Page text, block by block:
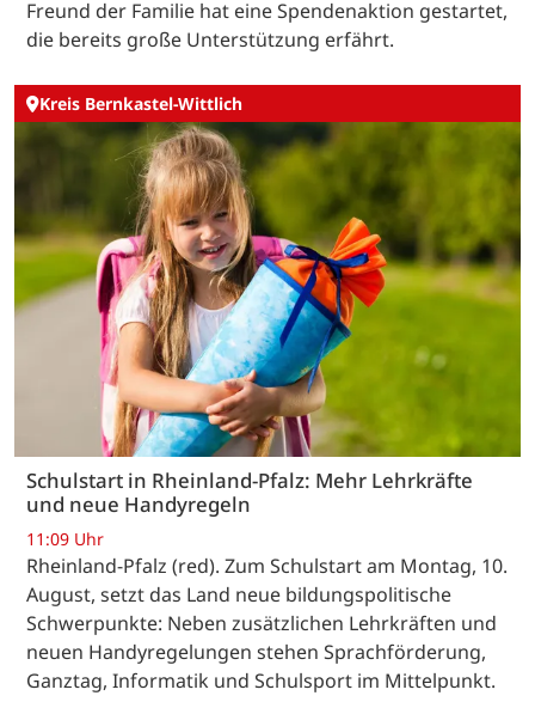
Freund der Familie hat eine Spendenaktion gestartet,
die bereits große Unterstützung erfährt.
Kreis Bernkastel-Wittlich
Schulstart in Rheinland-Pfalz: Mehr Lehrkräfte
und neue Handyregeln
11:09 Uhr
Rheinland-Pfalz (red). Zum Schulstart am Montag, 10.
August, setzt das Land neue bildungspolitische
Schwerpunkte: Neben zusätzlichen Lehrkräften und
neuen Handyregelungen stehen Sprachförderung,
Ganztag, Informatik und Schulsport im Mittelpunkt.